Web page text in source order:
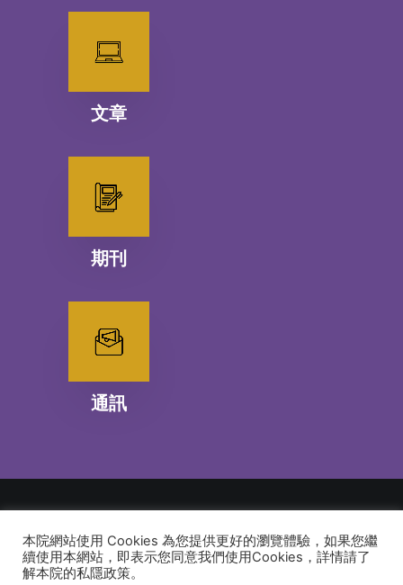
文章
期刊
通訊
© 2026 建道神學院Alliance Bible Seminary. All rights reserved
本院網站使用 Cookies 為您提供更好的瀏覽體驗，如果您繼
續使用本網站，即表示您同意我們使用Cookies，詳情請了
解本院的私隱政策。